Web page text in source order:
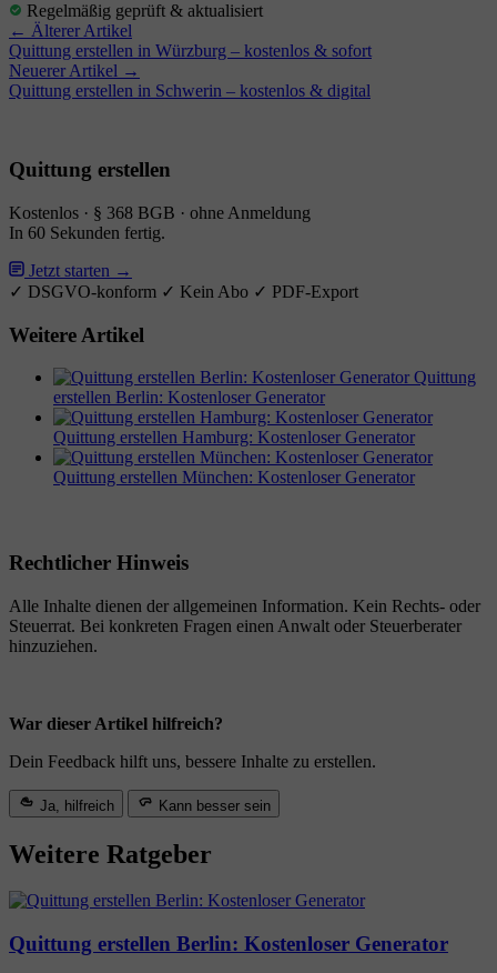
Regelmäßig geprüft & aktualisiert
← Älterer Artikel
Quittung erstellen in Würzburg – kostenlos & sofort
Neuerer Artikel →
Quittung erstellen in Schwerin – kostenlos & digital
Quittung erstellen
Kostenlos · § 368 BGB · ohne Anmeldung
In 60 Sekunden fertig.
Jetzt starten →
✓ DSGVO-konform ✓ Kein Abo ✓ PDF-Export
Weitere Artikel
Quittung
erstellen Berlin: Kostenloser Generator
Quittung erstellen Hamburg: Kostenloser Generator
Quittung erstellen München: Kostenloser Generator
Rechtlicher Hinweis
Alle Inhalte dienen der allgemeinen Information. Kein Rechts- oder
Steuerrat. Bei konkreten Fragen einen Anwalt oder Steuerberater
hinzuziehen.
War dieser Artikel hilfreich?
Dein Feedback hilft uns, bessere Inhalte zu erstellen.
Ja, hilfreich Kann besser sein
Weitere Ratgeber
Quittung erstellen Berlin: Kostenloser Generator